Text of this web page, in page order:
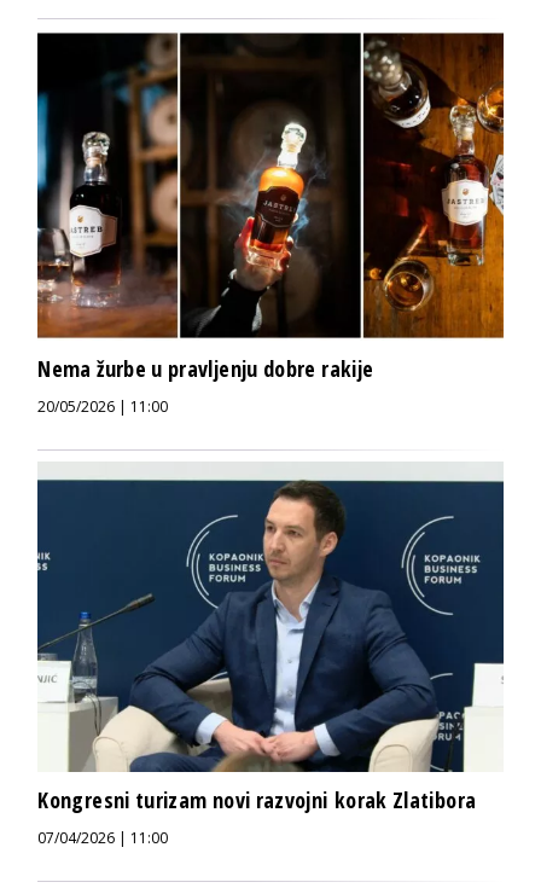
Nema žurbe u pravljenju dobre rakije
20/05/2026 | 11:00
Kongresni turizam novi razvojni korak Zlatibora
07/04/2026 | 11:00